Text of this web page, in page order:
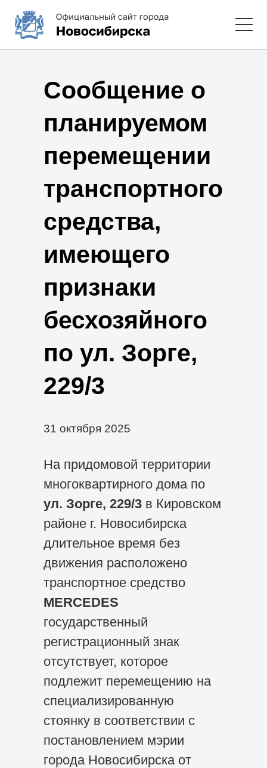
Сообщение о
планируемом
перемещении
транспортного
средства,
имеющего
признаки
бесхозяйного
по ул. Зорге,
229/3
31 октября 2025
На придомовой территории
многоквартирного дома по
ул. Зорге, 229/3в Кировском
районе г. Новосибирска
длительное время без
движения расположено
транспортное средство
MERCEDES
государственный
регистрационный знак
отсутствует, которое
подлежит перемещению на
специализированную
стоянку в соответствии с
постановлением мэрии
города Новосибирска от